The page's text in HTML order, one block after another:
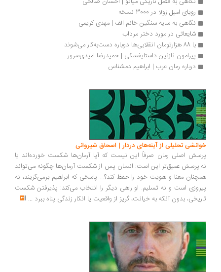
رویای امیل زولا در 3000 نسخه
نگاهی به سایه سنگین خانم الف | مهدی کریمی
شایعاتی در مورد دختر مرداب
پیرامون نازنین داستایفسکی | حمیدرضا امیدی‌سرور
درباره رمان عرب | ابراهيم دمشناس
تحلیلی از آینه‌های دردار | اسحاق شیروانی
اصلی رمان صرفاً این نیست که آیا آرمان‌ها شکست خورده‌اند یا
عمیق‌تر این است: انسان پس از شکست آرمان‌ها چگونه می‌تواند
معنا و هویت خود را حفظ کند؟... پاسخی که ابراهیم برمی‌گزیند، نه
است و نه تسلیم. او راهی دیگر را انتخاب می‌کند: پذیرفتن شکست
بدون آنکه به خیانت، گریز از واقعیت یا انکار زندگی پناه ببرد...